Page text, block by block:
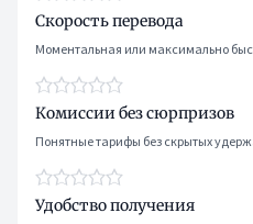
Скорость перевода
Моментальная или максимально
Комиссии без сюрпризов
Понятные тарифы без скрытых
Удобство получения